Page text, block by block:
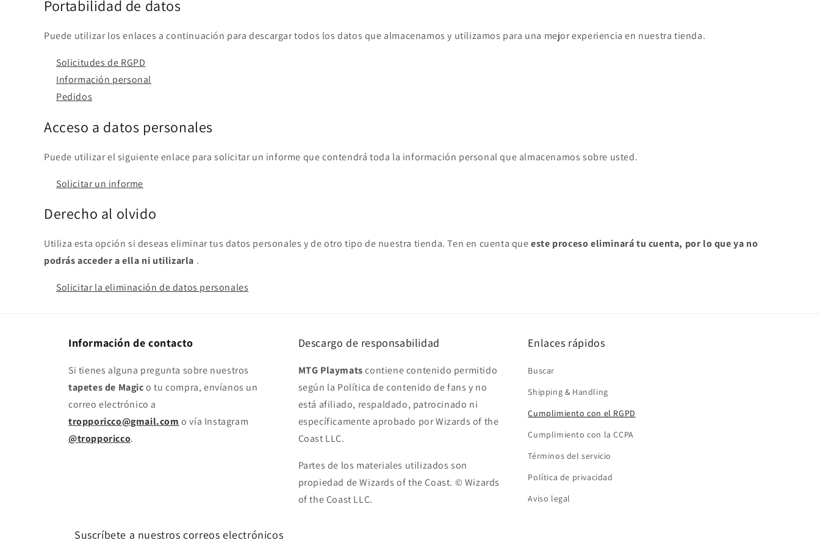
Portabilidad de datos
Puede utilizar los enlaces a continuación para descargar todos los datos que almacenamos y utilizamos para una mejor experiencia en nuestra tienda.
Solicitudes de RGPD
Información personal
Pedidos
Acceso a datos personales
Puede utilizar el siguiente enlace para solicitar un informe que contendrá toda la información personal que almacenamos sobre usted.
Solicitar un informe
Derecho al olvido
Utiliza esta opción si deseas eliminar tus datos personales y de otro tipo de nuestra tienda. Ten en cuenta queeste proceso eliminará tu cuenta, por lo que ya no
podrás acceder a ella ni utilizarla .
Solicitar la eliminación de datos personales
Información de contacto
Si tienes alguna pregunta sobre nuestros
tapetes de Magico tu compra, envíanos un
correo electrónico a
tropporicco@gmail.com o vía Instagram
@tropporicco.
Descargo de responsabilidad
MTG Playmatscontiene contenido permitido
según la Política de contenido de fans y no
está afiliado, respaldado, patrocinado ni
específicamente aprobado por Wizards of the
Coast LLC.
Partes de los materiales utilizados son
propiedad de Wizards of the Coast. © Wizards
of the Coast LLC.
Enlaces rápidos
Buscar
Shipping & Handling
Cumplimiento con el RGPD
Cumplimiento con la CCPA
Términos del servicio
Política de privacidad
Aviso legal
Suscríbete a nuestros correos electrónicos